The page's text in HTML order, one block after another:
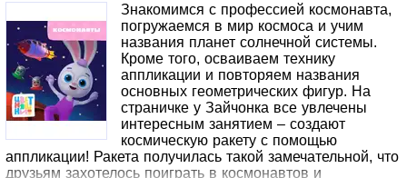
Знакомимся с профессией космонавта,
погружаемся в мир космоса и учим
названия планет солнечной системы.
Кроме того, осваиваем технику
аппликации и повторяем названия
основных геометрических фигур. На
страничке у Зайчонка все увлечены
интересным занятием – создают
космическую ракету с помощью
аппликации! Ракета получилась такой замечательной, что
друзьям захотелось поиграть в космонавтов и